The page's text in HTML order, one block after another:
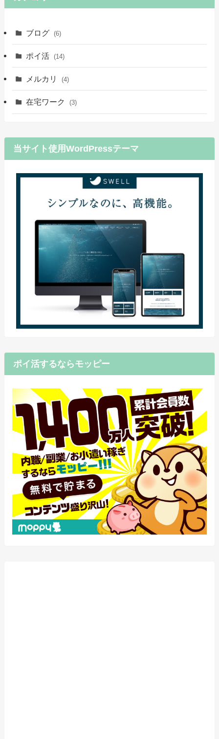
ブログ (6)
ポイ活 (14)
メルカリ (4)
在宅ワーク (3)
当サイト使用WordPressテーマ
ポイ活するならモッピー